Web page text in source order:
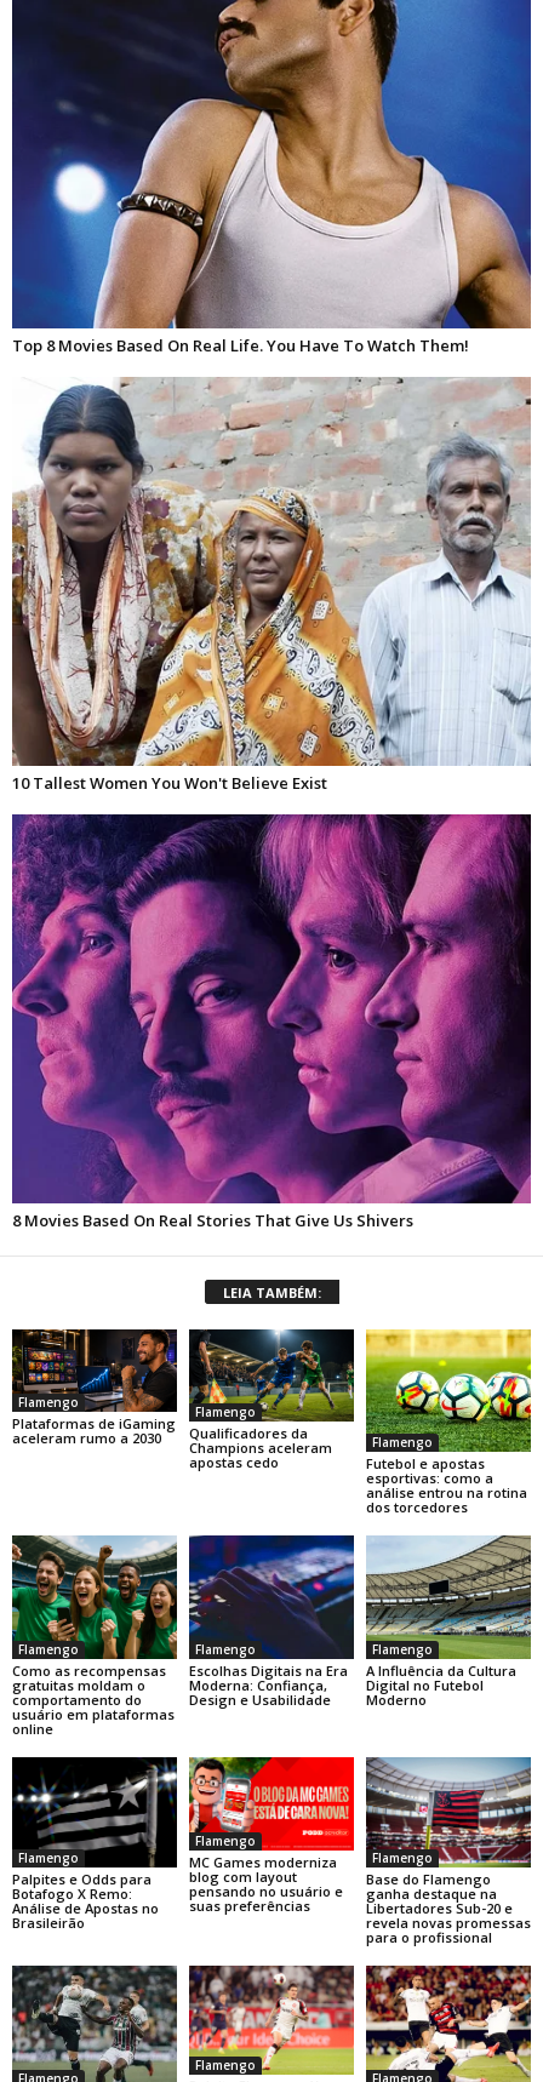
LEIA TAMBÉM:
Flamengo
Plataformas de iGaming
aceleram rumo a 2030
Flamengo
Qualificadores da
Champions aceleram
apostas cedo
Flamengo
Futebol e apostas
esportivas: como a
análise entrou na rotina
dos torcedores
Flamengo
Como as recompensas
gratuitas moldam o
comportamento do
usuário em plataformas
online
Flamengo
Escolhas Digitais na Era
Moderna: Confiança,
Design e Usabilidade
Flamengo
A Influência da Cultura
Digital no Futebol
Moderno
Flamengo
Palpites e Odds para
Botafogo X Remo:
Análise de Apostas no
Brasileirão
Flamengo
MC Games moderniza
blog com layout
pensando no usuário e
suas preferências
Flamengo
Base do Flamengo
ganha destaque na
Libertadores Sub-20 e
revela novas promessas
para o profissional
Flamengo